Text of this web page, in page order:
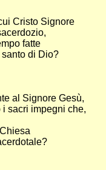
Cristo Signore
fatte
di Dio?
al Signore Gesù,
sacri impegni che,